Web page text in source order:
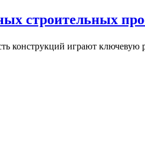
строительных
конструкций играют